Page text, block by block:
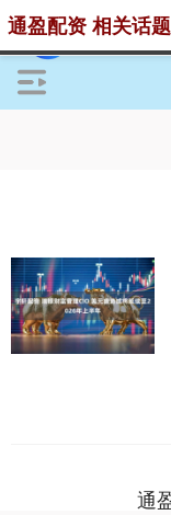
通盈配资 相关话题
通